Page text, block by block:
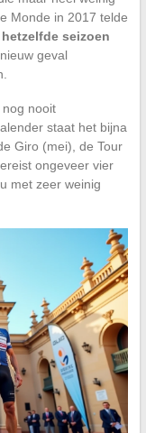
Monde in 2017 telde
seizoen
geval
nooit
staat het bijna
Giro (mei), de Tour
ongeveer vier
met zeer weinig